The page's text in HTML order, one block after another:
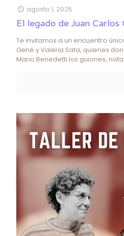
agosto 1, 2025
El legado de Juan Carlos
Te invitamos a un encuentro
Gené y Valeria Sata, quienes
Mario Benedetti los guiones,